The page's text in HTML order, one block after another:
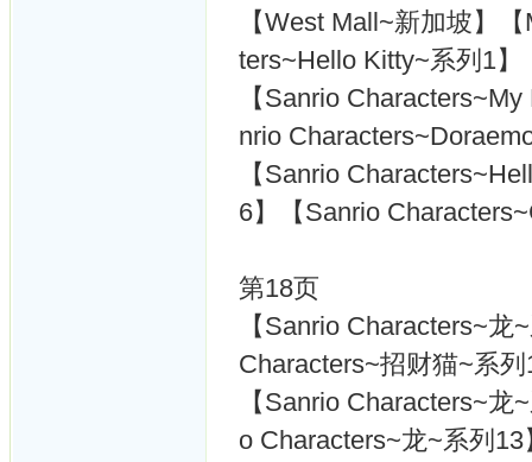
【West Mall~新加坡】
ters~Hello Kitty~系列1】
【Sanrio
nrio
【Sanrio
6】【Sanrio
第18页
【Sanrio Characters~
Characters~招财猫~系
【Sanrio Characters~
o Characters~龙~系列13